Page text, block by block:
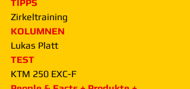
TIPPS
Zirkeltraining
KOLUMNEN
Lukas Platt
TEST
KTM 250 EXC-F